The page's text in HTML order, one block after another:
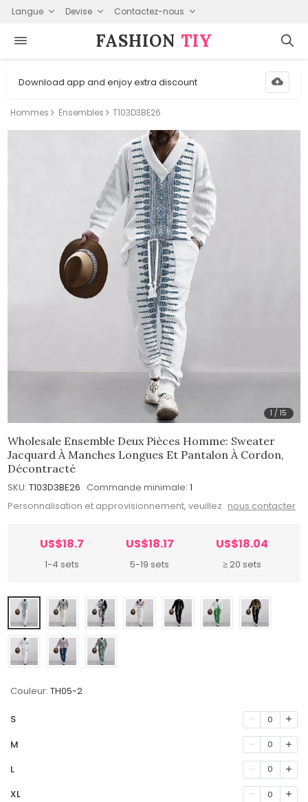
Langue Devise Contactez-nous
FASHION⁠ TIY
Download app and enjoy extra discount
Hommes Ensembles T103D3BE26
1 /15
Wholesale Ensemble Deux Pièces Homme: Sweater
Jacquard À Manches Longues Et Pantalon À Cordon,
Décontracté
SKU: T103D3BE26 Commande minimale: 1
Personnalisation et approvisionnement, veuillez nous contacter
US$18.7
1-4 sets
US$18.17
5-19 sets
US$18.04
≥ 20 sets
Couleur: TH05-2
S 0
M 0
L 0
XL 0